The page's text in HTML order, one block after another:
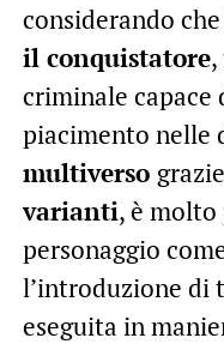
considerando
il conquistatore,
criminale capace
piacimento nelle
multiverso
varianti, è
personaggio
l’introduzione di
eseguita in